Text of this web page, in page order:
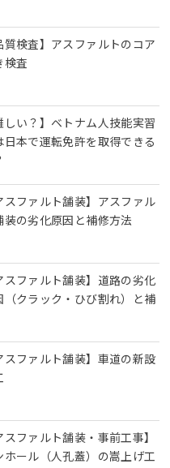
質検査】アスファルトのコア
検査
しい？】ベトナム人技能実習
日本で運転免許を取得できる
スファルト舗装】アスファル
装の劣化原因と補修方法
スファルト舗装】道路の劣化
（クラック・ひび割れ）と補
スファルト舗装】車道の新設
スファルト舗装・事前工事】
ホール（人孔蓋）の嵩上げ工